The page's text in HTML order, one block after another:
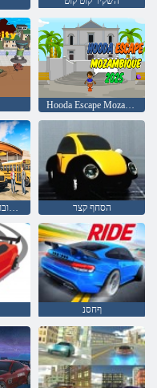
Hooda Escape Mozambique 2025
רפס תיב סובוטואב הגיהנ קחשמ הסחף קצר
ףחסנ